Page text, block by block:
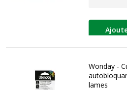
Wonday -
lames